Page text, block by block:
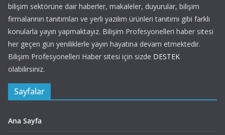
bilişim sektörüne dair haberler, makaleler, duyurular, bilişim
firmalarının tanıtımları ve yerli yazılım ürünleri tanıtımı gibi farklı
konularla yayın yapmaktayız. Bilişim Profesyonelleri haber sitesi
her geçen gün yeniliklerle yayın hayatına devam etmektedir.
Bilişim Profesyonelleri Haber sitesi için sizde DESTEK
olabilirsiniz.
Sayfalar
Ana Sayfa